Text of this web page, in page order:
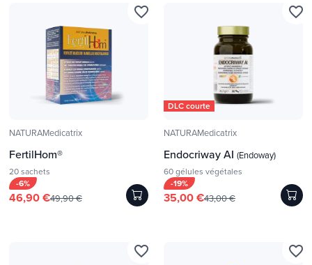
NATURAMedicatrix
FertilHom®
20 sachets
-6%
46,90 €49,90 €
favorite_border
DLC courte
NATURAMedicatrix
Endocriway AI (Endoway)
60 gélules végétales
-19%
35,00 €43,00 €
favorite_border
favorite_border favorite_border